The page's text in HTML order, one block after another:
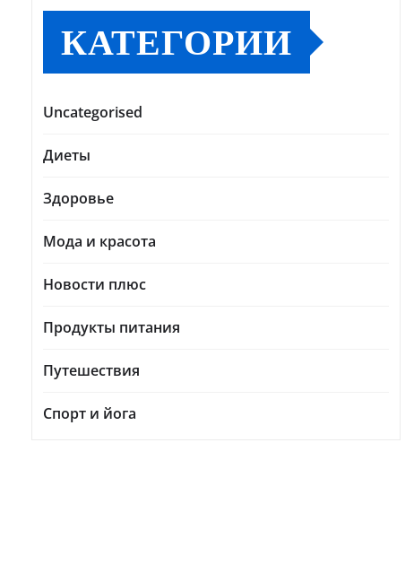
КАТЕГОРИИ
Uncategorised
Диеты
Здоровье
Мода и красота
Новости плюс
Продукты питания
Путешествия
Спорт и йога